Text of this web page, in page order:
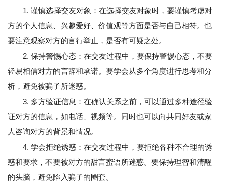
1. 谨慎选择交友对象：在选择交友对象时，要谨慎考虑对
方的个人信息、兴趣爱好、价值观等方面是否与自己相符。也
要注意观察对方的言行举止，是否有可疑之处。
2. 保持警惕心态：在交友过程中，要保持警惕心态，不要
轻易相信对方的言辞和承诺。要学会从多个角度进行思考和分
析，避免被骗子所迷惑。
3. 多方验证信息：在确认关系之前，可以通过多种途径验
证对方的信息，如电话、视频等。同时也可以向共同好友或家
人咨询对方的背景和情况。
4. 学会拒绝诱惑：在交友过程中，要拒绝各种不合理的诱
惑和要求，不要被对方的甜言蜜语所迷惑。要保持理智和清醒
的头脑，避免陷入骗子的圈套。